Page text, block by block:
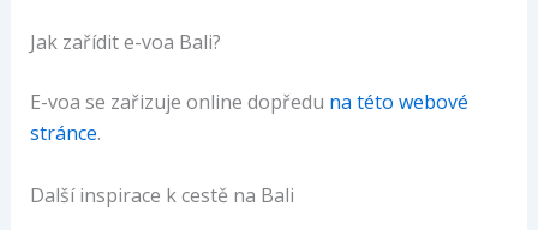
Jak zařídit e-voa Bali?
E-voa se zařizuje online dopředu na této webové
stránce.
Další inspirace k cestě na Bali